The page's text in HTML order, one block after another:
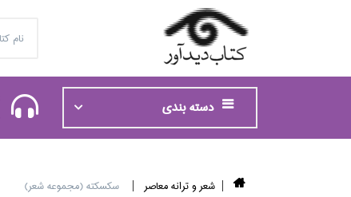
دسته بندی
شعر و ترانه معاصر سكسكته (مجموعه شعر)